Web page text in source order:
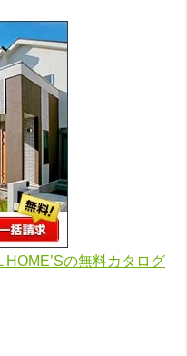
HOME’Sの無料カタログ